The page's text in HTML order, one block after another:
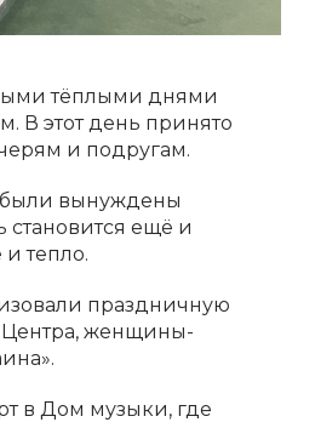
тёплыми днями
В этот день принято
и подругам.
вынуждены
становится ещё и
тепло.
праздничную
женщины-
в Дом музыки, где